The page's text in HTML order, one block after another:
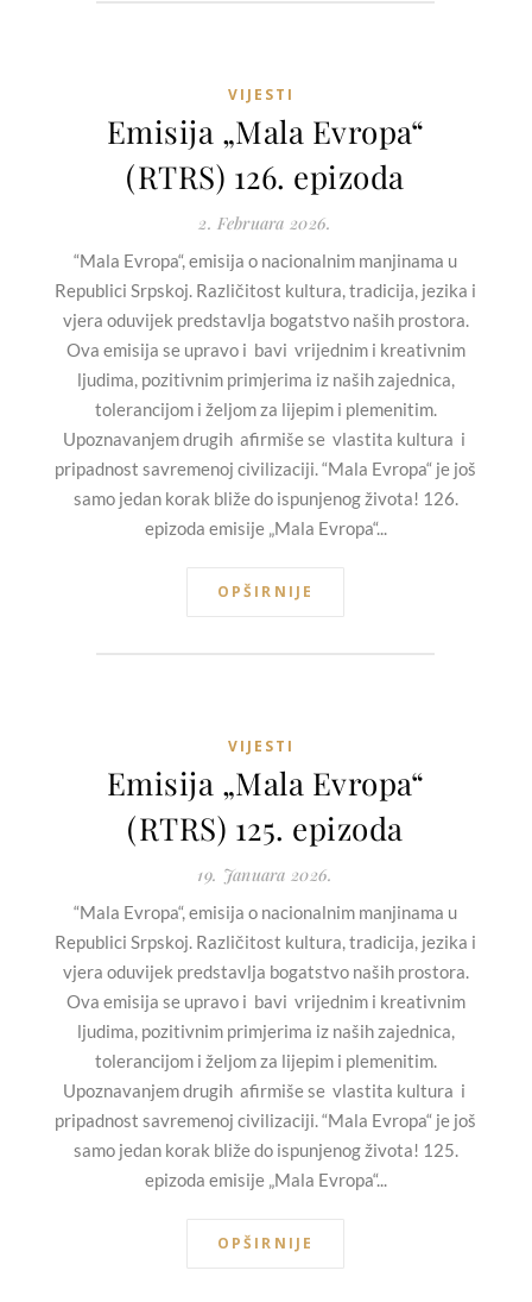
VIJESTI
Emisija „Mala Evropa“
(RTRS) 126. epizoda
2. Februara 2026.
“Mala Evropa“, emisija o nacionalnim manjinama u
Republici Srpskoj. Različitost kultura, tradicija, jezika i
vjera oduvijek predstavlja bogatstvo naših prostora.
Ova emisija se upravo i bavi vrijednim i kreativnim
ljudima, pozitivnim primjerima iz naših zajednica,
tolerancijom i željom za lijepim i plemenitim.
Upoznavanjem drugih afirmiše se vlastita kultura i
pripadnost savremenoj civilizaciji. “Mala Evropa“ je još
samo jedan korak bliže do ispunjenog života! 126.
epizoda emisije „Mala Evropa“...
OPŠIRNIJE
VIJESTI
Emisija „Mala Evropa“
(RTRS) 125. epizoda
19. Januara 2026.
“Mala Evropa“, emisija o nacionalnim manjinama u
Republici Srpskoj. Različitost kultura, tradicija, jezika i
vjera oduvijek predstavlja bogatstvo naših prostora.
Ova emisija se upravo i bavi vrijednim i kreativnim
ljudima, pozitivnim primjerima iz naših zajednica,
tolerancijom i željom za lijepim i plemenitim.
Upoznavanjem drugih afirmiše se vlastita kultura i
pripadnost savremenoj civilizaciji. “Mala Evropa“ je još
samo jedan korak bliže do ispunjenog života! 125.
epizoda emisije „Mala Evropa“...
OPŠIRNIJE